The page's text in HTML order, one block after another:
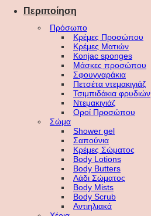
Περιποίηση
Πρόσωπο
Κρέμες Προσώπου
Κρέμες Ματιών
Konjac sponges
Μάσκες προσώπου
Σφουγγαράκια
Πετσέτα ντεμακιγιάζ
Τσιμπιδάκια φρυδιών
Ντεμακιγιάζ
Οροί Προσώπου
Σώμα
Shower gel
Σαπούνια
Κρέμες Σώματος
Body Lotions
Body Butters
Λάδι Σώματος
Body Mists
Body Scrub
Αντιηλιακά